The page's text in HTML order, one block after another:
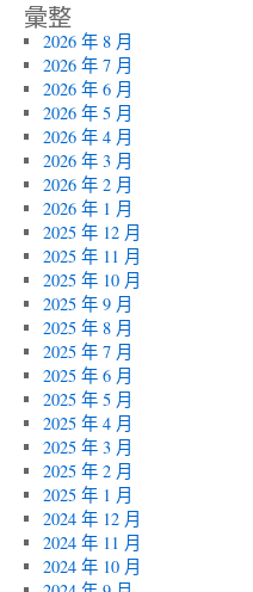
彙整
2026 年 8 月
2026 年 7 月
2026 年 6 月
2026 年 5 月
2026 年 4 月
2026 年 3 月
2026 年 2 月
2026 年 1 月
2025 年 12 月
2025 年 11 月
2025 年 10 月
2025 年 9 月
2025 年 8 月
2025 年 7 月
2025 年 6 月
2025 年 5 月
2025 年 4 月
2025 年 3 月
2025 年 2 月
2025 年 1 月
2024 年 12 月
2024 年 11 月
2024 年 10 月